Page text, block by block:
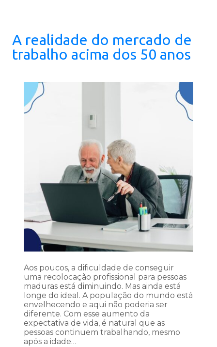
A realidade do mercado de
trabalho acima dos 50 anos
Aos poucos, a dificuldade de conseguir
uma recolocação profissional para pessoas
maduras está diminuindo. Mas ainda está
longe do ideal. A população do mundo está
envelhecendo e aqui não poderia ser
diferente. Com esse aumento da
expectativa de vida, é natural que as
pessoas continuem trabalhando, mesmo
após a idade…